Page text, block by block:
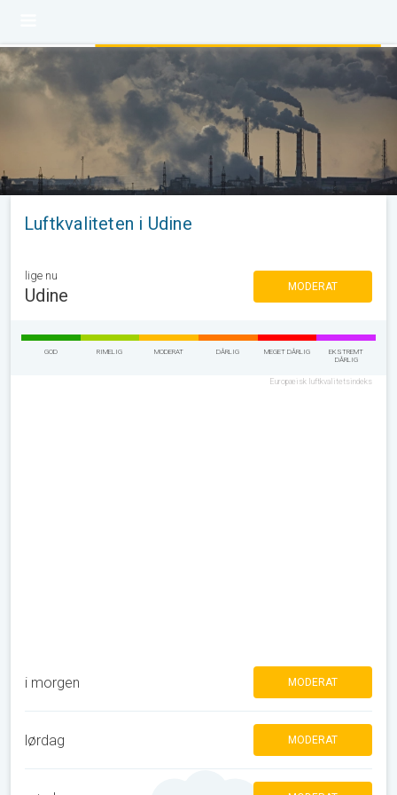
Luftkvaliteten i Udine
lige nu
Udine MODERAT
GOD RIMELIG MODERAT DÅRLIG MEGET DÅRLIG
EKSTREMT
DÅRLIG
Europæisk luftkvalitetsindeks
i morgen MODERAT
lørdag MODERAT